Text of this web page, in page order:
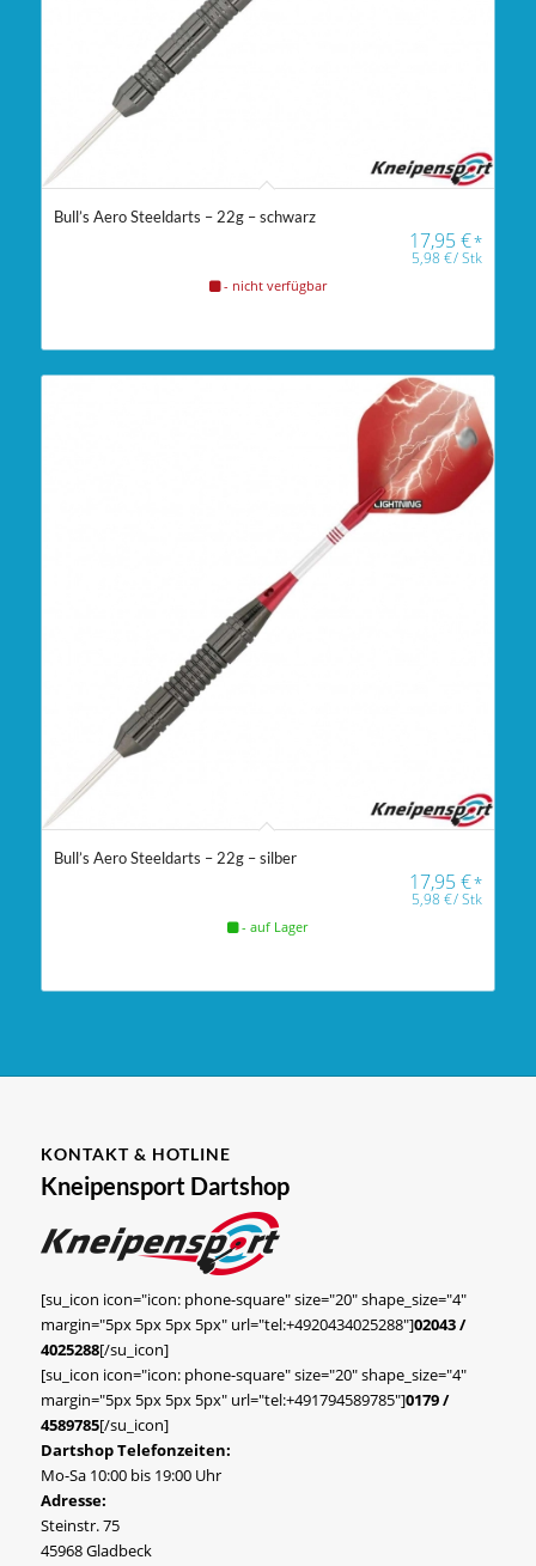
Bull’s Aero Steeldarts – 22g – schwarz
17,95€*
5,98€/Stk
- nicht verfügbar
Bull’s Aero Steeldarts – 22g – silber
17,95€*
5,98€/Stk
- auf Lager
KONTAKT & HOTLINE
Kneipensport Dartshop
[su_icon icon="icon: phone-square" size="20" shape_size="4"
margin="5px 5px 5px 5px" url="tel:+4920434025288"]02043 /
4025288[/su_icon]
[su_icon icon="icon: phone-square" size="20" shape_size="4"
margin="5px 5px 5px 5px" url="tel:+491794589785"]0179 /
4589785[/su_icon]
Dartshop Telefonzeiten:
Mo-Sa 10:00 bis 19:00 Uhr
Adresse:
Steinstr. 75
45968 Gladbeck